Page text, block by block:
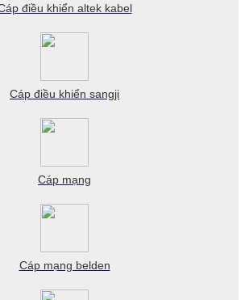
điều khiển altek kabel
Cáp điều khiển sangji
Cáp mạng
Cáp mạng belden